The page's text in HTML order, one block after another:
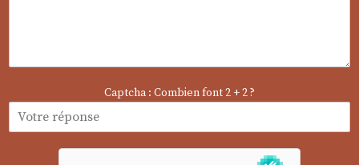
Captcha : Combien font 2 + 2 ?